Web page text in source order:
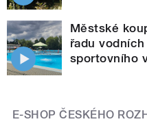
Městské
řadu
sportovního
E-SHOP ČESKÉHO